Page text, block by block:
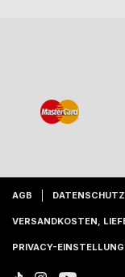
AGB DATENSCHUTZ
VERSANDKOSTEN,
PRIVACY-